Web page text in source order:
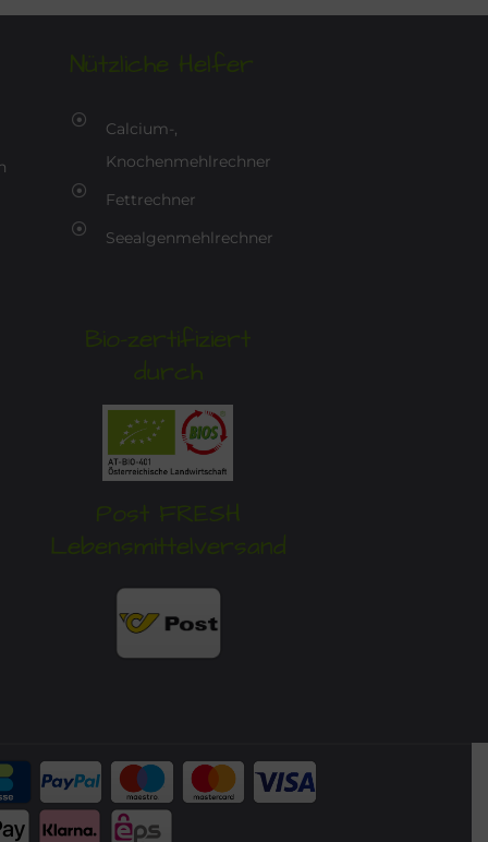
Nützliche Helfer
Calcium-,
Knochenmehlrechner
Fettrechner
Seealgenmehlrechner
Bio-zertifiziert
durch
Post FRESH
Lebensmittelversand